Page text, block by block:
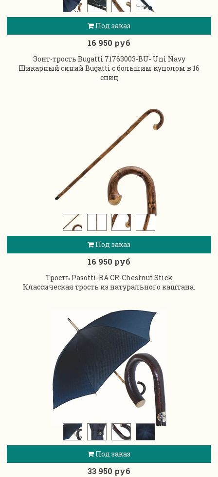
Под заказ
16 950 руб
Зонт-трость Bugatti 71763003-BU- Uni Navy
Шикарный синий Bugatti с большим куполом в 16
спиц
Под заказ
16 950 руб
Трость Pasotti-BA CR-Chestnut Stick
Классическая трость из натурального каштана.
Под заказ
33 950 руб